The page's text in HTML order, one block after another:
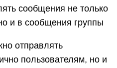
сообщения не только
и в сообщения группы
отправлять
пользователям, но и